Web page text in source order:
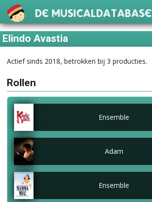
De Musicaldatabase
Elindo Avastia
Actief sinds 2018, betrokken bij 3 producties.
Rollen
Ensemble
Adam
Ensemble